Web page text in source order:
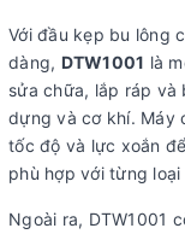
Với đầu kẹp bu lông
dàng, DTW1001 là
sửa chữa, lắp ráp và
dựng và cơ khí. Máy
tốc độ và lực xoắn
phù hợp với từng
Ngoài ra, DTW1001